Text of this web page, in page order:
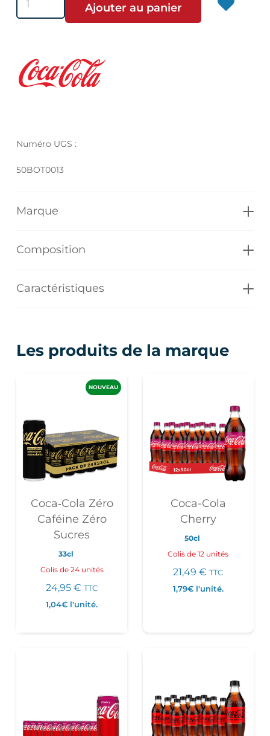
de
Goût
Original
Ajouter au panier
Numéro UGS :
50BOT0013
Marque
Composition
Caractéristiques
Les produits de la marque
NOUVEAU
Coca‑Cola Zéro
Caféine Zéro
Sucres
33cl
Colis de 24 unités
24,95€ TTC
1,04€ l'unité.
Coca-Cola
Cherry
50cl
Colis de 12 unités
21,49€ TTC
1,79€l'unité.